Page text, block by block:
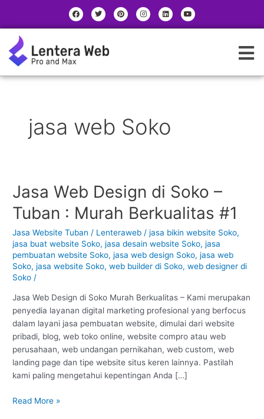
content
F
a
c
e
o
k
T
w
i
t
r
P
i
n
t
I
n
s
t
L
i
n
k
Y
o
u
t
jasa web Soko
Jasa Web Design di Soko –
Tuban : Murah Berkualitas #1
Jasa Website Tuban / Lenteraweb /jasa bikin website Soko,
jasa buat website Soko,jasa desain website Soko,jasa
pembuatan website Soko,jasa web design Soko,jasa web
Soko,jasa website Soko,web builder di Soko,web designer di
Soko /
Jasa Web Design di Soko Murah Berkualitas – Kami merupakan
penyedia layanan digital marketing profesional yang berfocus
dalam layani jasa pembuatan website, dimulai dari website
pribadi, blog, web toko online, website compro atau web
perusahaan, web undangan pernikahan, web custom, web
landing page dan tipe website situs keren lainnya. Pastilah
kami paling mengetahui kepentingan Anda […]
Jasa
Web
Design
Soko
–
Tuban
:
#1
Read More »
a